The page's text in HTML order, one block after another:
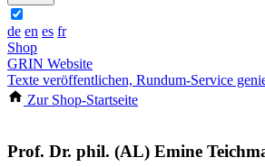
de en es fr
Shop
GRIN Website
Texte veröffentlichen, Rundum-Service
Zur Shop-Startseite
Prof. Dr. phil. (AL) Emine